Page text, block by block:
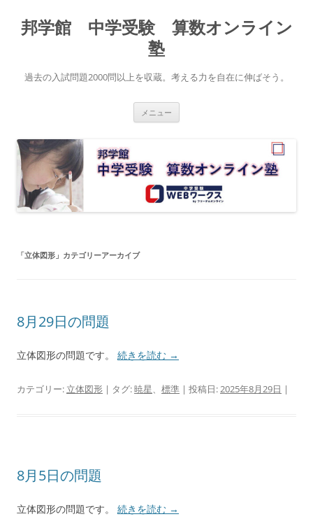
テ
ン
キ
ッ
邦学館 中学受験 算数オンライン
塾
過去の入試問題2000問以上を収蔵。考える力を自在に伸ばそう。
メニュー
「立体図形 」カテゴリーアーカイブ
8月29日の問題
立体図形の問題です。 続きを読む →
カテゴリー: 立体図形 | タグ:暁星、 標準 | 投稿日:2025年8月29日 |
8月5日の問題
立体図形の問題です。 続きを読む →